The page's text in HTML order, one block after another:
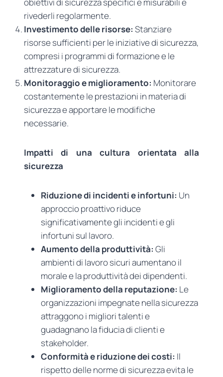
rivederli regolarmente.
Investimento delle risorse: Stanziare
risorse sufficienti per le iniziative di sicurezza,
compresi i programmi di formazione e le
attrezzature di sicurezza.
Monitoraggio e miglioramento: Monitorare
costantemente le prestazioni in materia di
sicurezza e apportare le modifiche
necessarie.
Impatti di una cultura orientata alla
sicurezza
Riduzione di incidenti e infortuni: Un
approccio proattivo riduce
significativamente gli incidenti e gli
infortuni sul lavoro.
Aumento della produttività: Gli
ambienti di lavoro sicuri aumentano il
morale e la produttività dei dipendenti.
Miglioramento della reputazione: Le
organizzazioni impegnate nella sicurezza
attraggono i migliori talenti e
guadagnano la fiducia di clienti e
stakeholder.
Conformità e riduzione dei costi: Il
rispetto delle norme di sicurezza evita le